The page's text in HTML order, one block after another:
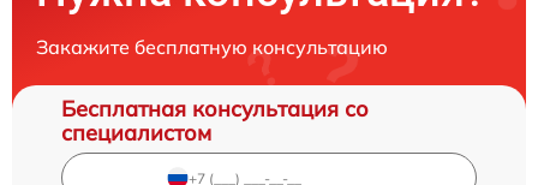
Закажите бесплатную консультацию
Бесплатная консультация со
специалистом